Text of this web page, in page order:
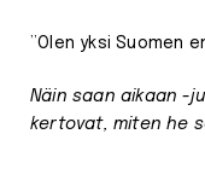
”Olen yksi Suomen
Näin saan aikaan -j
kertovat, miten he